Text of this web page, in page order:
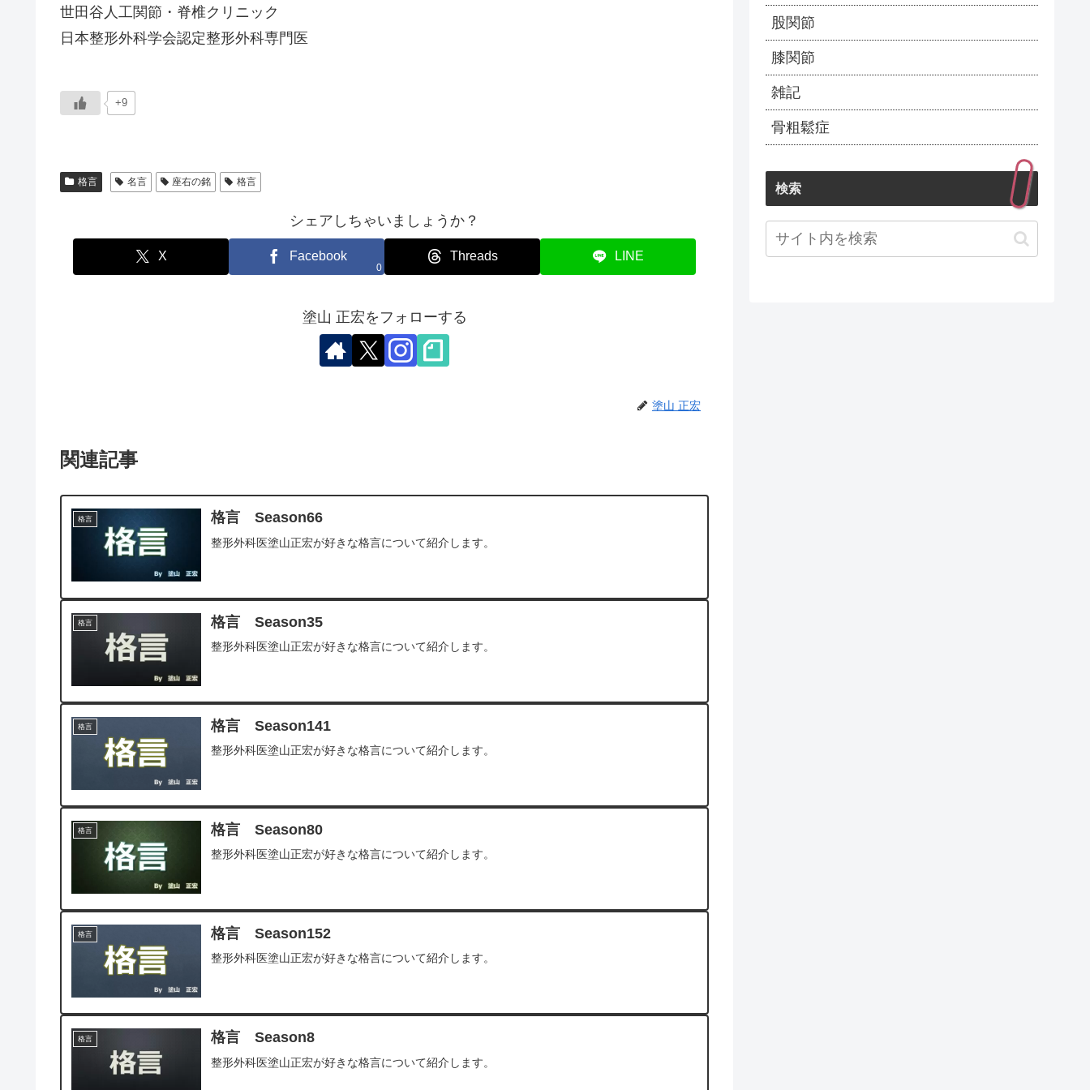
世田谷人工関節・脊椎クリニック
日本整形外科学会認定整形外科専門医
+9
格言 名言 座右の銘 格言
シェアしちゃいましょうか？
X Facebook
0
Threads LINE
塗山 正宏をフォローする
塗山 正宏
関連記事
格言 格言 Season66
整形外科医塗山正宏が好きな格言について紹介します。
格言 格言 Season35
整形外科医塗山正宏が好きな格言について紹介します。
格言 格言 Season141
整形外科医塗山正宏が好きな格言について紹介します。
格言 格言 Season80
整形外科医塗山正宏が好きな格言について紹介します。
格言 格言 Season152
整形外科医塗山正宏が好きな格言について紹介します。
格言 格言 Season8
整形外科医塗山正宏が好きな格言について紹介します。
股関節
膝関節
雑記
骨粗鬆症
検索